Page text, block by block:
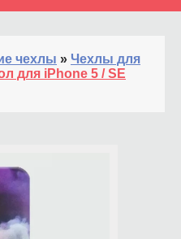
чехлы » Чехлы для
для iPhone 5 / SE